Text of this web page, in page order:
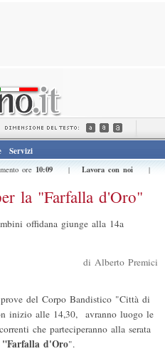
Servizi
ore 10:09 | Lavora con noi |
la "Farfalla d'Oro"
offidana giunge alla 14a
di Alberto Premici
del Corpo Bandistico "Città di
inizio alle 14,30, avranno luogo le
che parteciperanno alla serata
"Farfalla d'Oro".